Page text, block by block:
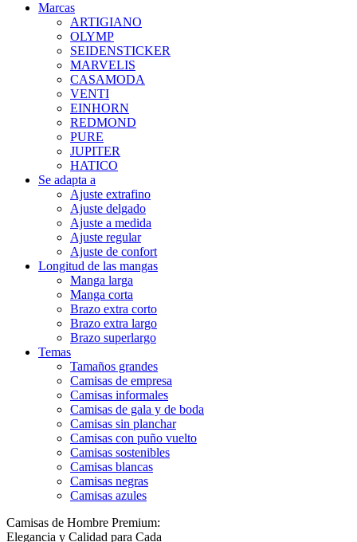
Marcas
ARTIGIANO
OLYMP
SEIDENSTICKER
MARVELIS
CASAMODA
VENTI
EINHORN
REDMOND
PURE
JUPITER
HATICO
Se adapta a
Ajuste extrafino
Ajuste delgado
Ajuste a medida
Ajuste regular
Ajuste de confort
Longitud de las mangas
Manga larga
Manga corta
Brazo extra corto
Brazo extra largo
Brazo superlargo
Temas
Tamaños grandes
Camisas de empresa
Camisas informales
Camisas de gala y de boda
Camisas sin planchar
Camisas con puño vuelto
Camisas sostenibles
Camisas blancas
Camisas negras
Camisas azules
Camisas de Hombre Premium:
Elegancia y Calidad para Cada